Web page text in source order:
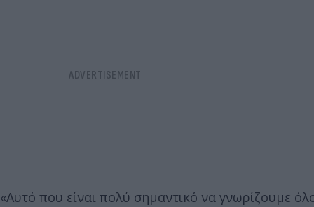
«Αυτό που είναι πολύ σημαντικό να γνωρίζουμε